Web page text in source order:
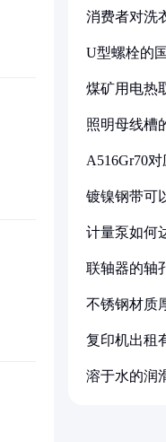
消费者对洗
U型螺栓的
煤矿用电热
照明母线槽
A516Gr70
镀镍钢带可
计量泵如何
联轴器的轴
不锈钢材质
复印机出租
溶于水的润